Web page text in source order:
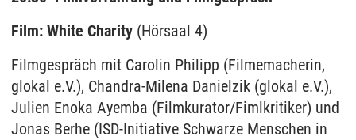
Film: White Charity (Hörsaal 4)
Filmgespräch mit Carolin Philipp (Filmemacherin,
glokal e.V.), Chandra-Milena Danielzik (glokal e.V.),
Julien Enoka Ayemba (Filmkurator/Fimlkritiker) und
Jonas Berhe (ISD-Initiative Schwarze Menschen in